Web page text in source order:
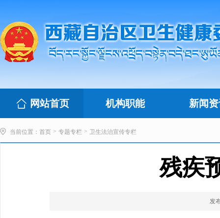
网站首页 机构职能 新闻
当前位置： 首页 > 专题专栏 > 卫生法治宣传专栏
残疾
发